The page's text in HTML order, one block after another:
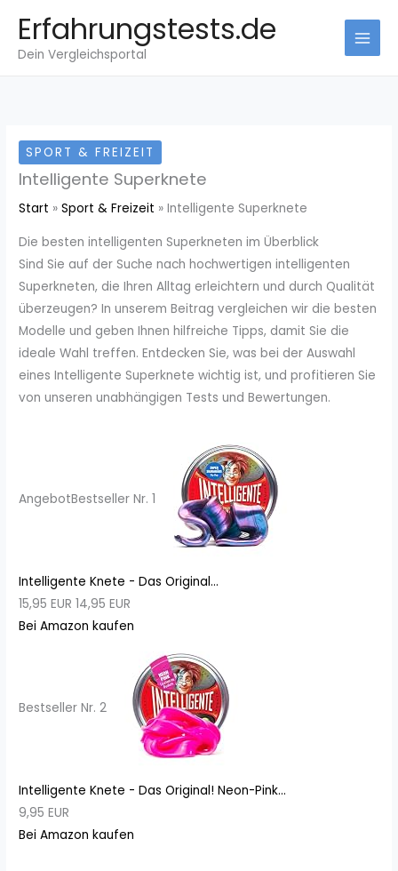
Inhalt
springen
Erfahrungstests.de
Dein Vergleichsportal
SPORT & FREIZEIT
Intelligente Superknete
Start Sport & Freizeit Intelligente Superknete
Die besten intelligenten Superkneten im Überblick
Sind Sie auf der Suche nach hochwertigen intelligenten
Superkneten, die Ihren Alltag erleichtern und durch Qualität
überzeugen? In unserem Beitrag vergleichen wir die besten
Modelle und geben Ihnen hilfreiche Tipps, damit Sie die
ideale Wahl treffen. Entdecken Sie, was bei der Auswahl
eines Intelligente Superknete wichtig ist, und profitieren Sie
von unseren unabhängigen Tests und Bewertungen.
AngebotBestseller Nr. 1
Intelligente Knete - Das Original...
15,95 EUR 14,95 EUR
Bei Amazon kaufen
Bestseller Nr. 2
Intelligente Knete - Das Original! Neon-Pink...
9,95 EUR
Bei Amazon kaufen